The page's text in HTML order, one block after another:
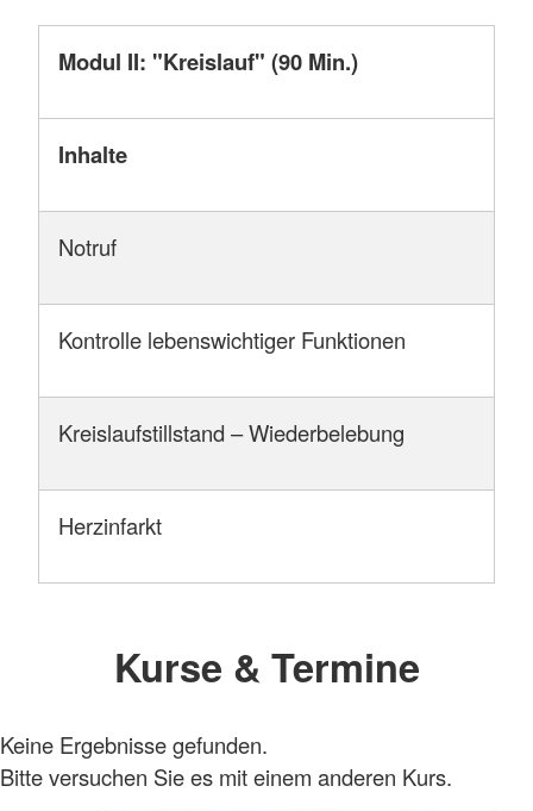
Modul II: "Kreislauf" (90 Min.)
Inhalte
Notruf
Kontrolle lebenswichtiger Funktionen
Kreislaufstillstand – Wiederbelebung
Herzinfarkt
Kurse & Termine
Keine Ergebnisse gefunden.
Bitte versuchen Sie es mit einem anderen Kurs.